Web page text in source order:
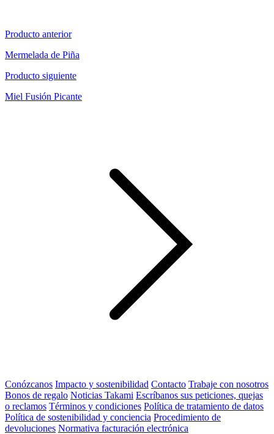
Producto anterior
Mermelada de Piña
Producto siguiente
Miel Fusión Picante
Conózcanos Impacto y sostenibilidad Contacto Trabaje con nosotros
Bonos de regalo Noticias Takami Escríbanos sus peticiones, quejas
o reclamos Términos y condiciones Política de tratamiento de datos
Política de sostenibilidad y conciencia Procedimiento de
devoluciones Normativa facturación electrónica